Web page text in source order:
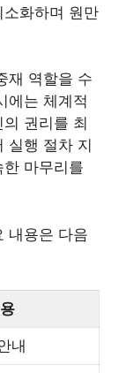
화하며 원만
재 역할을 수
에는 체계적
권리를 최
실행 절차 지
마무리를
내용은 다음
내